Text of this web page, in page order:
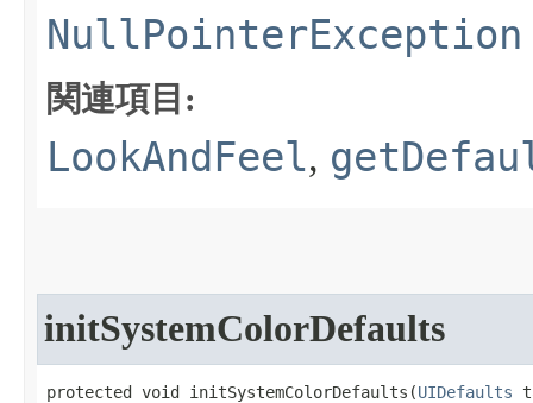
NullPointerException
関連項目:
LookAndFeel,
initSystemColorDefaults
protected void initSystemColorDefaults​(UIDefaults